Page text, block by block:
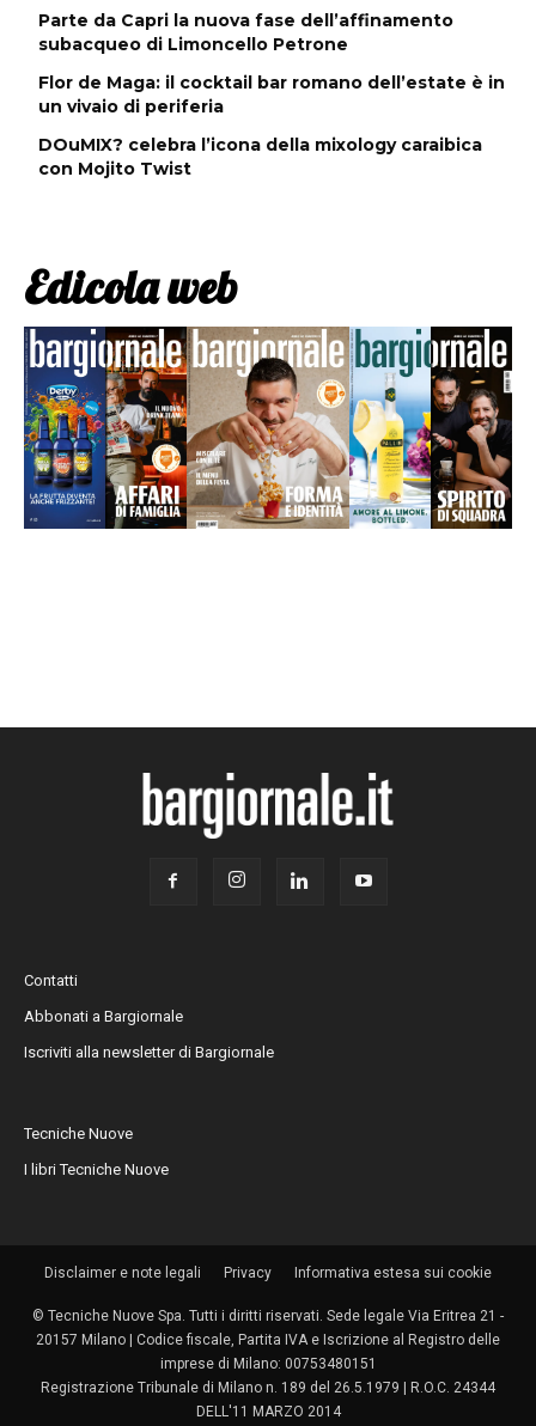
Parte da Capri la nuova fase dell’affinamento
subacqueo di Limoncello Petrone
Flor de Maga: il cocktail bar romano dell’estate è in
un vivaio di periferia
DOuMIX? celebra l’icona della mixology caraibica
con Mojito Twist
Edicola web
Contatti
Abbonati a Bargiornale
Iscriviti alla newsletter di Bargiornale
Tecniche Nuove
I libri Tecniche Nuove
Disclaimer e note legali Privacy Informativa estesa sui cookie
© Tecniche Nuove Spa. Tutti i diritti riservati. Sede legale Via Eritrea 21 -
20157 Milano | Codice fiscale, Partita IVA e Iscrizione al Registro delle
imprese di Milano: 00753480151
Registrazione Tribunale di Milano n. 189 del 26.5.1979 | R.O.C. 24344
DELL'11 MARZO 2014